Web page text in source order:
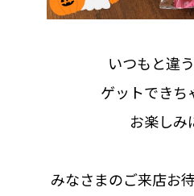
いつもと違
ゲットできち
お楽しみ
みなさまのご来店お